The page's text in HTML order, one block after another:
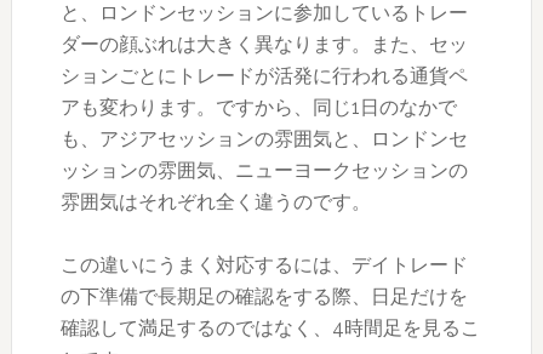
と、ロンドンセッションに参加しているトレー
ダーの顔ぶれは大きく異なります。また、セッ
ションごとにトレードが活発に行われる通貨ペ
アも変わります。ですから、同じ1日のなかで
も、アジアセッションの雰囲気と、ロンドンセ
ッションの雰囲気、ニューヨークセッションの
雰囲気はそれぞれ全く違うのです。
この違いにうまく対応するには、デイトレード
の下準備で長期足の確認をする際、日足だけを
確認して満足するのではなく、4時間足を見るこ